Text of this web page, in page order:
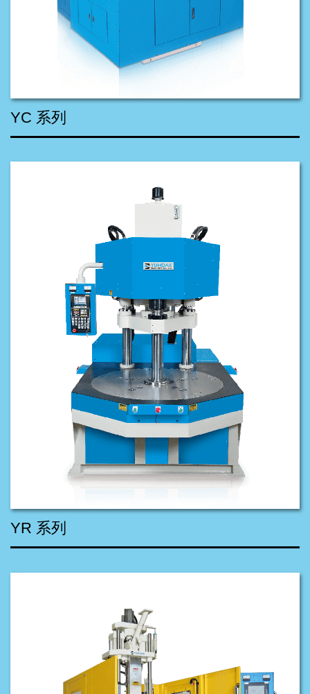
YC 系列
YR 系列